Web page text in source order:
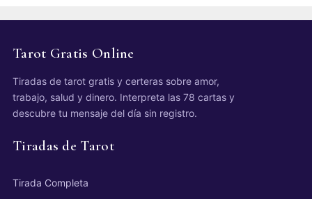
Tarot Gratis Online
Tiradas de tarot gratis y certeras sobre amor,
trabajo, salud y dinero. Interpreta las 78 cartas y
descubre tu mensaje del día sin registro.
Tiradas de Tarot
Tirada Completa